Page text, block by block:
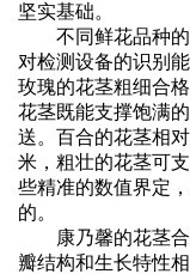
坚实基础。
不同鲜花品种
对检测设备的识别
玫瑰的花茎粗细合
花茎既能支撑饱满
送。百合的花茎相
米，粗壮的花茎可
些精准的数值界定
的。
康乃馨的花茎
瓣结构和生长特性